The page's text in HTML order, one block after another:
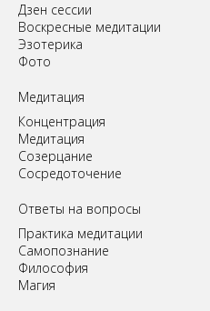
Дзен сессии
Воскресные медитации
Эзотерика
Фото
Медитация
Концентрация
Медитация
Созерцание
Сосредоточение
Ответы на вопросы
Практика медитации
Самопознание
Философия
Магия